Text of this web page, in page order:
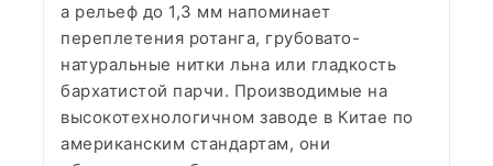
а рельеф до 1,3 мм напоминает
переплетения ротанга, грубовато-
натуральные нитки льна или гладкость
бархатистой парчи. Производимые на
высокотехнологичном заводе в Китае по
американским стандартам, они